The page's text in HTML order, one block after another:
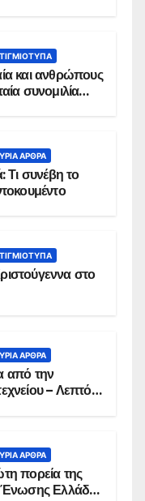
και ανθρώπους
συνομιλία
ΑΡΘΡΑ
Τι συνέβη το
και ο χάρτης ντοκουμέντο
στο
ΑΡΘΡΑ
από την
– Λεπτό
ΑΡΘΡΑ
πορεία της
Ένωσης Ελλάδος